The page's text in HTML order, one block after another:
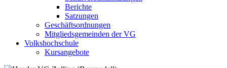
Berichte
Satzungen
Geschäftsordnungen
Mitgliedsgemeinden der VG
Volkshochschule
Kursangebote